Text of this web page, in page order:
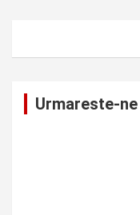
Urmareste-